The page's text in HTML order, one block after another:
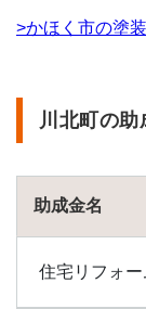
>かほく市の塗
川北町の助
助成金名
住宅リフォ